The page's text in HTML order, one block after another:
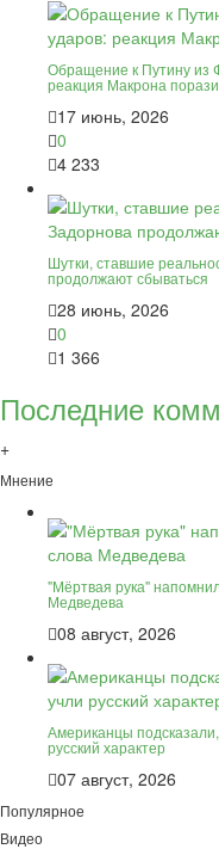
Обращение к Путину из
реакция Макрона
17 июнь, 2026
0
4 233
Шутки, ставшие
продолжают сбываться
28 июнь, 2026
0
1 366
Последние
+
Мнение
"Мёртвая рука"
Медведева
08 август, 2026
Американцы
русский характер
07 август, 2026
Популярное
Видео